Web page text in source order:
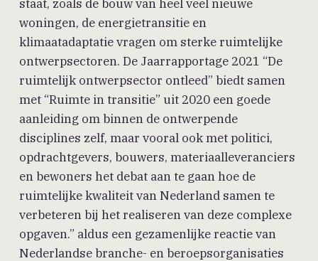
staat, zoals de bouw van heel veel nieuwe
woningen, de energietransitie en
klimaatadaptatie vragen om sterke ruimtelijke
ontwerpsectoren. De Jaarrapportage 2021 “De
ruimtelijk ontwerpsector ontleed” biedt samen
met “Ruimte in transitie” uit 2020 een goede
aanleiding om binnen de ontwerpende
disciplines zelf, maar vooral ook met politici,
opdrachtgevers, bouwers, materiaalleveranciers
en bewoners het debat aan te gaan hoe de
ruimtelijke kwaliteit van Nederland samen te
verbeteren bij het realiseren van deze complexe
opgaven.” aldus een gezamenlijke reactie van
Nederlandse branche- en beroepsorganisaties